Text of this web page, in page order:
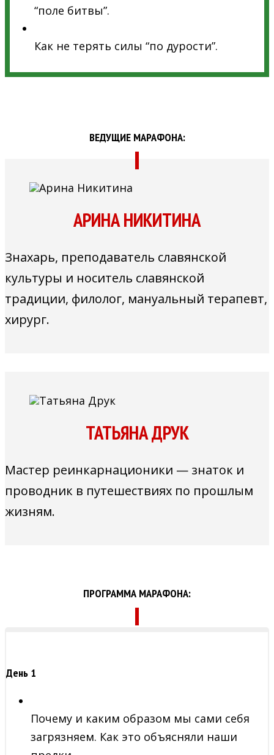
“поле битвы”.
Как не терять силы “по дурости”.
ВЕДУЩИЕ МАРАФОНА:
АРИНА НИКИТИНА
Знахарь, преподаватель славянской
культуры и носитель славянской
традиции, филолог, мануальный терапевт,
хирург.
ТАТЬЯНА ДРУК
Мастер реинкарнационики — знаток и
проводник в путешествиях по прошлым
жизням.
ПРОГРАММА МАРАФОНА:
День 1
Почему и каким образом мы сами себя
загрязняем. Как это объясняли наши